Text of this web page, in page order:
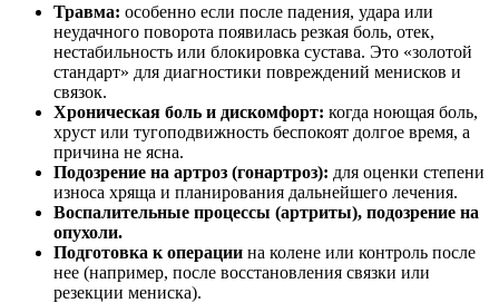
Травма: особенно если после падения, удара или
неудачного поворота появилась резкая боль, отек,
нестабильность или блокировка сустава. Это «золотой
стандарт» для диагностики повреждений менисков и
связок.
Хроническая боль и дискомфорт: когда ноющая боль,
хруст или тугоподвижность беспокоят долгое время, а
причина не ясна.
Подозрение на артроз (гонартроз): для оценки степени
износа хряща и планирования дальнейшего лечения.
Воспалительные процессы (артриты), подозрение на
опухоли.
Подготовка к операции на колене или контроль после
нее (например, после восстановления связки или
резекции мениска).